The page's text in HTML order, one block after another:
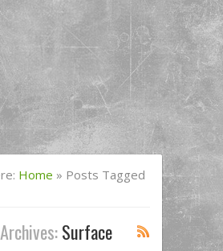
Home » Posts Tagged
Surface